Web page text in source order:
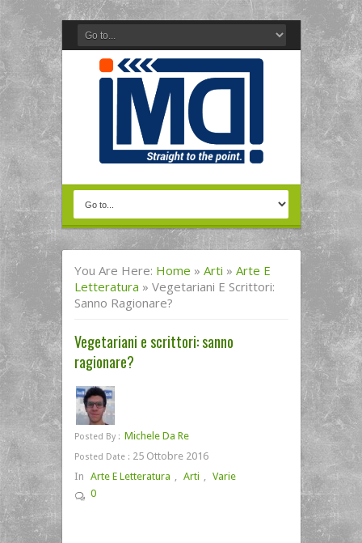
You Are Here: Home » Arti » Arte E
Letteratura » Vegetariani E Scrittori:
Sanno Ragionare?
Vegetariani e scrittori: sanno
ragionare?
Posted By : Michele Da Re
Posted Date : 25 Ottobre 2016
In Arte E Letteratura , Arti , Varie
0